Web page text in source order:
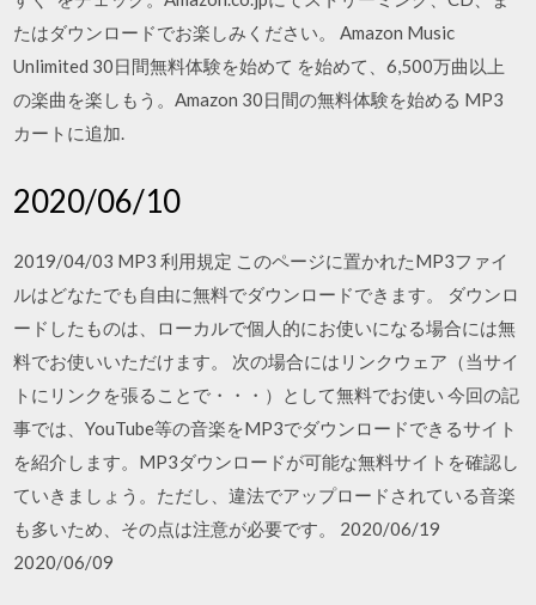
たはダウンロードでお楽しみください。 Amazon Music
Unlimited 30日間無料体験を始めて を始めて、6,500万曲以上
の楽曲を楽しもう。Amazon 30日間の無料体験を始める MP3
カートに追加.
2020/06/10
2019/04/03 MP3 利用規定 このページに置かれたMP3ファイ
ルはどなたでも自由に無料でダウンロードできます。 ダウンロ
ードしたものは、ローカルで個人的にお使いになる場合には無
料でお使いいただけます。 次の場合にはリンクウェア（当サイ
トにリンクを張ることで・・・）として無料でお使い 今回の記
事では、YouTube等の音楽をMP3でダウンロードできるサイト
を紹介します。MP3ダウンロードが可能な無料サイトを確認し
ていきましょう。ただし、違法でアップロードされている音楽
も多いため、その点は注意が必要です。 2020/06/19
2020/06/09